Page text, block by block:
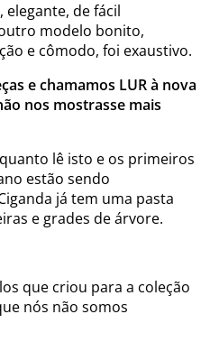
de fácil
modelo bonito,
e cômodo, foi exaustivo.
e chamamos LUR à nova
nos mostrasse mais
lê isto e os primeiros
estão sendo
já tem uma pasta
e grades de árvore.
que criou para a coleção
nós não somos